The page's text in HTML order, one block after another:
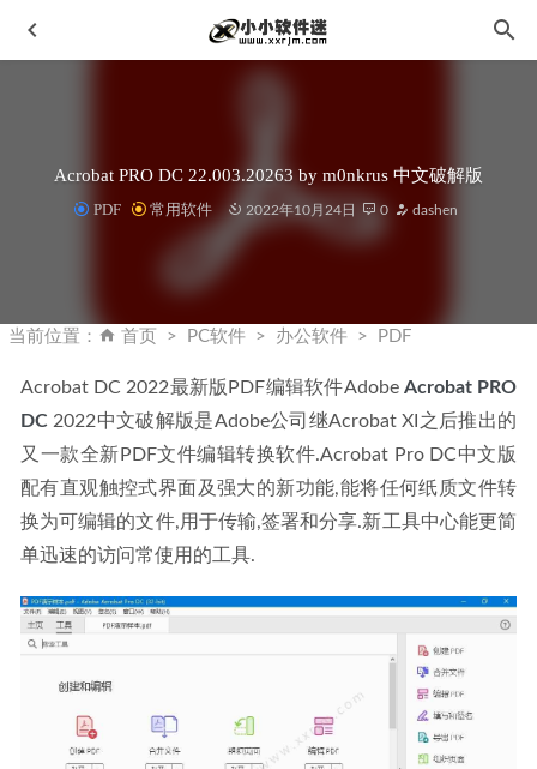
Acrobat PRO DC 22.003.20263 by m0nkrus 中文破解版
PDF 常用软件 2022年10月24日 0 dashen
当前位置： 首页 PC软件 办公软件 PDF
Acrobat DC 2022最新版PDF编辑软件Adobe Acrobat PRO
DC 2022中文破解版是Adobe公司继Acrobat XI之后推出的
又一款全新PDF文件编辑转换软件.Acrobat Pro DC中文版
配有直观触控式界面及强大的新功能,能将任何纸质文件转
换为可编辑的文件,用于传输,签署和分享.新工具中心能更简
单迅速的访问常使用的工具.
IntelliJ IDEA_2022.2.1 Ultimate 永久激活版
2345好压批量文件改名工具 v5.9.8.10920 提取版 2023-07-11
插件扩展 2022-08-22
Acrobat XI Pro2019官方简体中文版下载地址和安装教程
2019-10-28
Topaz Photo AI 1.14 破解版-Topaz图片降噪软件 2023-01-03